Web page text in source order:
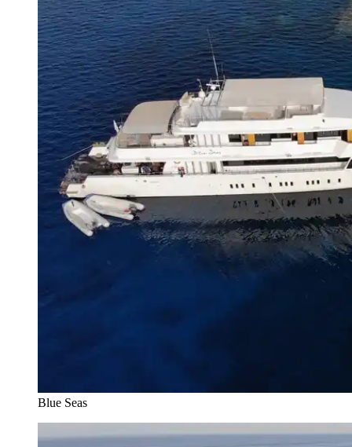
Blue Seas